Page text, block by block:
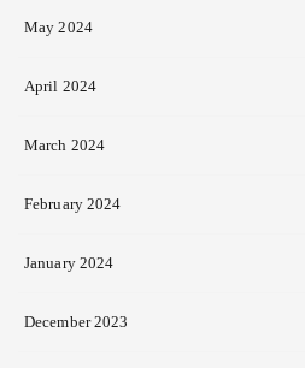
May 2024
April 2024
March 2024
February 2024
January 2024
December 2023